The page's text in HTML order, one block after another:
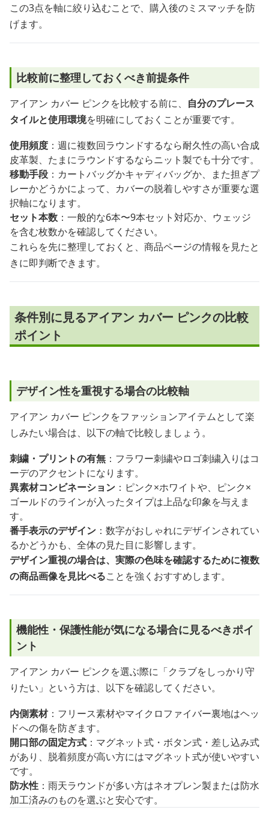
この3点を軸に絞り込むことで、購入後のミスマッチを防
げます。
比較前に整理しておくべき前提条件
アイアン カバー ピンクを比較する前に、 自分のプレース
タイルと使用環境を明確にしておくことが重要です。
使用頻度 ：週に複数回ラウンドするなら耐久性の高い合成
皮革製、たまにラウンドするならニット製でも十分です。
移動手段 ：カートバッグかキャディバッグか、また担ぎプ
レーかどうかによって、カバーの脱着しやすさが重要な選
択軸になります。
セット本数 ：一般的な6本〜9本セット対応か、ウェッジ
を含む枚数かを確認してください。
これらを先に整理しておくと、商品ページの情報を見たと
きに即判断できます。
条件別に見るアイアン カバー ピンクの比較
ポイント
デザイン性を重視する場合の比較軸
アイアン カバー ピンクをファッションアイテムとして楽
しみたい場合は、以下の軸で比較しましょう。
刺繍・プリントの有無 ：フラワー刺繍やロゴ刺繍入りはコ
ーデのアクセントになります。
異素材コンビネーション ：ピンク×ホワイトや、ピンク×
ゴールドのラインが入ったタイプは上品な印象を与えま
す。
番手表示のデザイン ：数字がおしゃれにデザインされてい
るかどうかも、全体の見た目に影響します。
デザイン重視の場合は、実際の色味を確認するために複数
の商品画像を見比べることを強くおすすめします。
機能性・保護性能が気になる場合に見るべきポイ
ント
アイアン カバー ピンクを選ぶ際に「クラブをしっかり守
りたい」という方は、以下を確認してください。
内側素材：フリース素材やマイクロファイバー裏地はヘッ
ドへの傷を防ぎます。
開口部の固定方式 ：マグネット式・ボタン式・差し込み式
があり、脱着頻度が高い方にはマグネット式が使いやすい
です。
防水性 ：雨天ラウンドが多い方はネオプレン製または防水
加工済みのものを選ぶと安心です。